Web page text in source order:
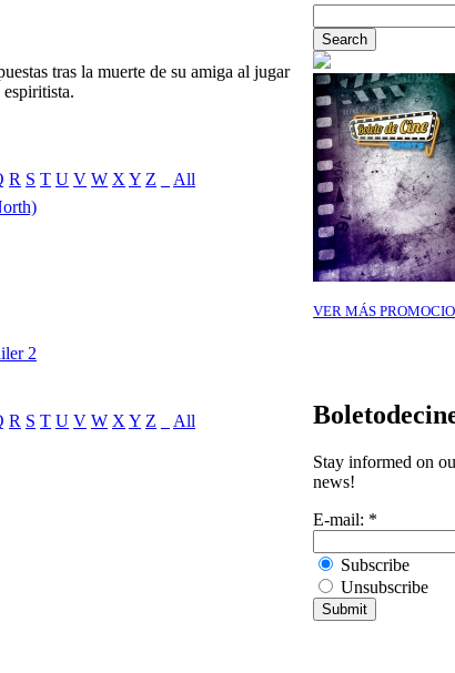
tras la muerte de su amiga al jugar
R S T U V W X Y Z
All
2
R S T U V W X Y Z All
VER MÁS
Stay informed on
news!
E-mail: *
Subscribe
Unsubscribe